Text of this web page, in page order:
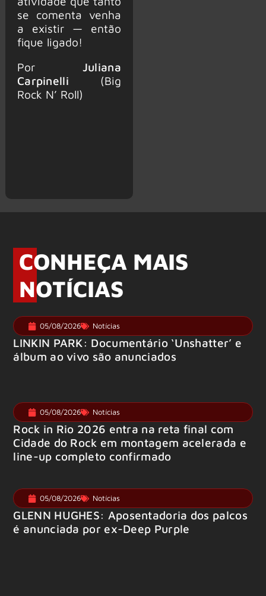
se comenta venha
a existir — então
fique ligado!
Por Juliana
Carpinelli (Big
Rock N’ Roll)
CONHEÇA MAIS
NOTÍCIAS
05/08/2026 Notícias
LINKIN PARK: Documentário ‘Unshatter’ e
álbum ao vivo são anunciados
05/08/2026 Notícias
Rock in Rio 2026 entra na reta final com
Cidade do Rock em montagem acelerada e
line-up completo confirmado
05/08/2026 Notícias
GLENN HUGHES: Aposentadoria dos palcos
é anunciada por ex-Deep Purple